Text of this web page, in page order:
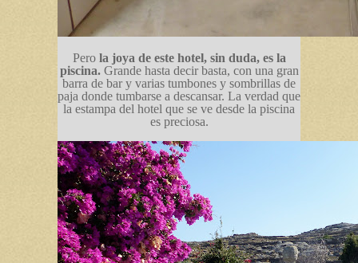
Pero la joya de este hotel, sin duda, es la
piscina.Grande hasta decir basta, con una gran
barra de bar y varias tumbones y sombrillas de
paja donde tumbarse a descansar. La verdad que
la estampa del hotel que se ve desde la piscina
es preciosa.